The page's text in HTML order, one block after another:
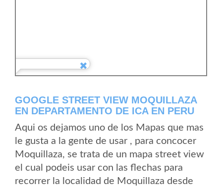
GOOGLE STREET VIEW MOQUILLAZA
EN DEPARTAMENTO DE ICA EN PERU
Aqui os dejamos uno de los Mapas que mas
le gusta a la gente de usar , para concocer
Moquillaza, se trata de un mapa street view
el cual podeis usar con las flechas para
recorrer la localidad de Moquillaza desde